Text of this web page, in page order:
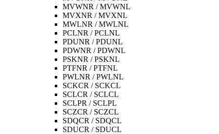
MVWNR / MVWNL
MVXNR / MVXNL
MWLNR / MWLNL
PCLNR / PCLNL
PDUNR / PDUNL
PDWNR / PDWNL
PSKNR / PSKNL
PTFNR / PTFNL
PWLNR / PWLNL
SCKCR / SCKCL
SCLCR / SCLCL
SCLPR / SCLPL
SCZCR / SCZCL
SDQCR / SDQCL
SDUCR / SDUCL